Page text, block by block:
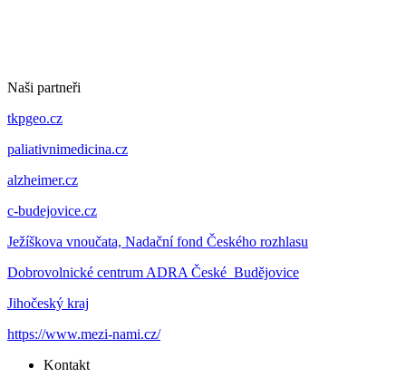
Naši partneři
tkpgeo.cz
paliativnimedicina.cz
alzheimer.cz
c-budejovice.cz
Ježíškova vnoučata, Nadační fond Českého rozhlasu
Dobrovolnické centrum ADRA České Budějovice
Jihočeský kraj
https://www.mezi-nami.cz/
Kontakt